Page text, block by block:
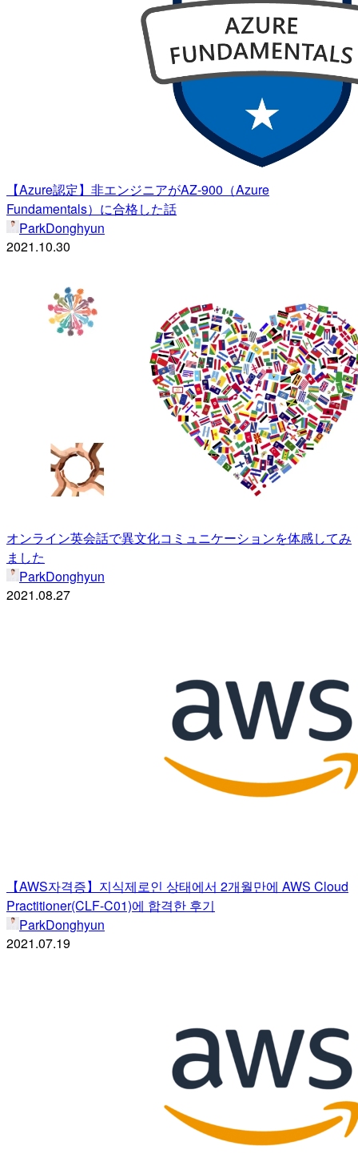
【Azure認定】非エンジニアがAZ-900（Azure
Fundamentals）に合格した話
ParkDonghyun
2021.10.30
オンライン英会話で異文化コミュニケーションを体感してみ
ました
ParkDonghyun
2021.08.27
【AWS자격증】지식제로인 상태에서 2개월만에 AWS Cloud
Practitioner(CLF-C01)에 합격한 후기
ParkDonghyun
2021.07.19